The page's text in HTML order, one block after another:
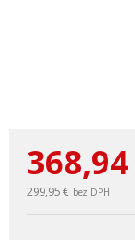
368,94
299,95 € bez DPH